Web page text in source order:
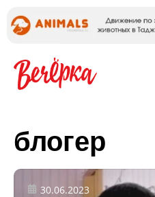
блогер
30.06.2023